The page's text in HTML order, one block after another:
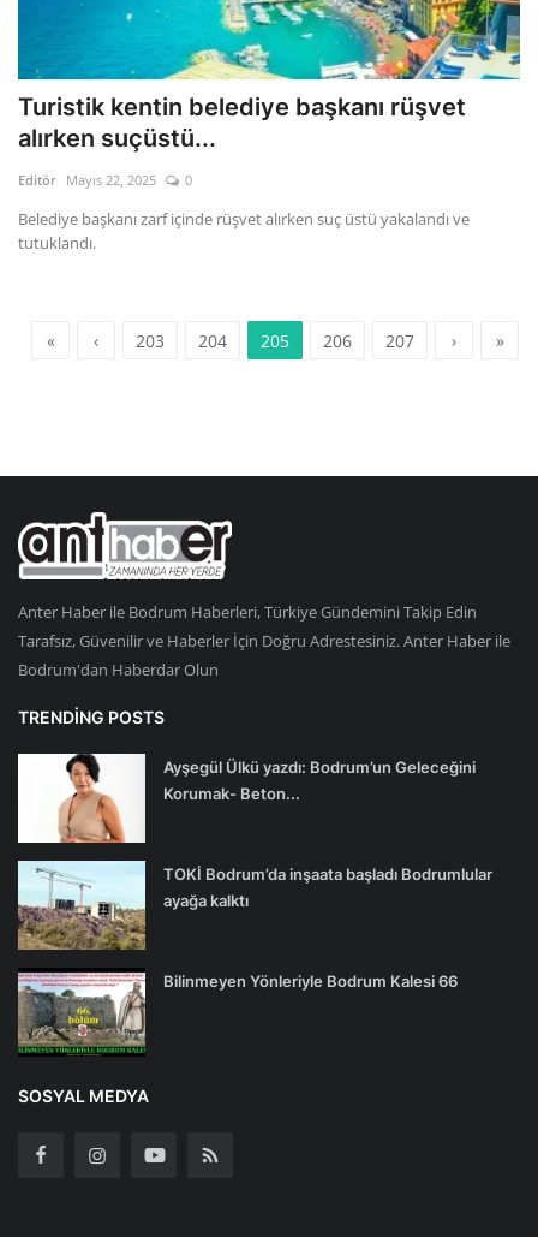
Turistik kentin belediye başkanı rüşvet
alırken suçüstü...
Editör Mayıs 22, 2025 0
Belediye başkanı zarf içinde rüşvet alırken suç üstü yakalandı ve
tutuklandı.
« ‹ 203 204 205 206 207 › »
Anter Haber ile Bodrum Haberleri, Türkiye Gündemini Takip Edin
Tarafsız, Güvenilir ve Haberler İçin Doğru Adrestesiniz. Anter Haber ile
Bodrum'dan Haberdar Olun
TRENDING POSTS
Ayşegül Ülkü yazdı: Bodrum’un Geleceğini
Korumak- Beton...
TOKİ Bodrum’da inşaata başladı Bodrumlular
ayağa kalktı
Bilinmeyen Yönleriyle Bodrum Kalesi 66
SOSYAL MEDYA